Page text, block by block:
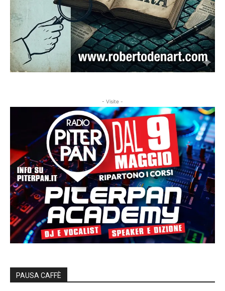
- Visite -
PAUSA CAFFÈ